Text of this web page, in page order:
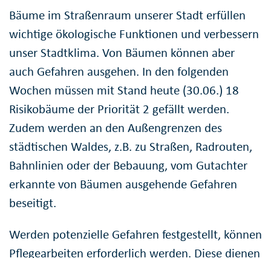
Bäume im Straßenraum unserer Stadt erfüllen
wichtige ökologische Funktionen und verbessern
unser Stadtklima. Von Bäumen können aber
auch Gefahren ausgehen. In den folgenden
Wochen müssen mit Stand heute (30.06.) 18
Risikobäume der Priorität 2 gefällt werden.
Zudem werden an den Außengrenzen des
städtischen Waldes, z.B. zu Straßen, Radrouten,
Bahnlinien oder der Bebauung, vom Gutachter
erkannte von Bäumen ausgehende Gefahren
beseitigt.
Werden potenzielle Gefahren festgestellt, können
Pflegearbeiten erforderlich werden. Diese dienen